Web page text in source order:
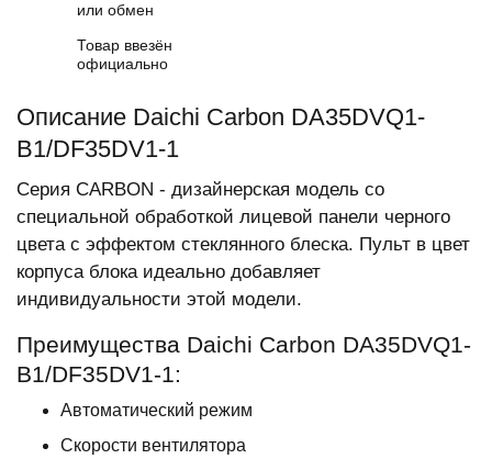
или обмен
Товар ввезён
официально
Описание Daichi Carbon DA35DVQ1-
B1/DF35DV1-1
Серия CARBON - дизайнерская модель со
специальной обработкой лицевой панели черного
цвета с эффектом стеклянного блеска. Пульт в цвет
корпуса блока идеально добавляет
индивидуальности этой модели.
Преимущества Daichi Carbon DA35DVQ1-
B1/DF35DV1-1:
Автоматический режим
Скорости вентилятора